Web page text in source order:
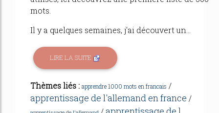
mots.
Il y a quelques semaines, j'ai découvert un...
LIRE LA SUITE
Thèmes liés : apprendre 1000 mots en francais /
apprentissage de l'allemand en france /